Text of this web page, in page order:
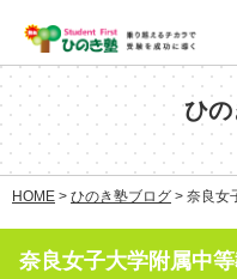
ひ
HOME > ひのき塾ブログ > 奈良女
奈良女子大学附属中